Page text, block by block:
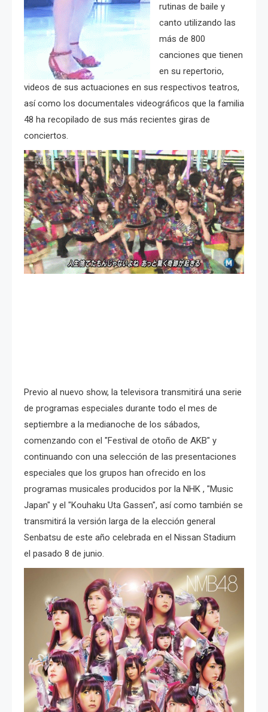
rutinas de baile y
canto utilizando las
más de 800
canciones que tienen
en su repertorio,
videos de sus actuaciones en sus respectivos teatros,
así como los documentales videográficos que la familia
48 ha recopilado de sus más recientes giras de
conciertos.
Previo al nuevo show, la televisora transmitirá una serie
de programas especiales durante todo el mes de
septiembre a la medianoche de los sábados,
comenzando con el "Festival de otoño de AKB" y
continuando con una selección de las presentaciones
especiales que los grupos han ofrecido en los
programas musicales producidos por la NHK , "Music
Japan" y el "Kouhaku Uta Gassen", así como también se
transmitirá la versión larga de la elección general
Senbatsu de este año celebrada en el Nissan Stadium
el pasado 8 de junio.